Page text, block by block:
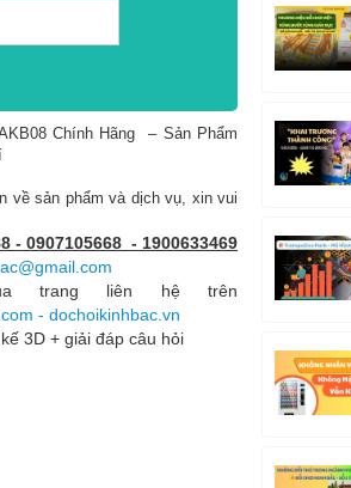
Chính Hãng – Sản Phẩm
sản phẩm và dịch vụ, xin vui
- 0907105668 - 1900633469
liên hệ trên
- dochoikinhbac.vn
3D + giải đáp câu hỏi